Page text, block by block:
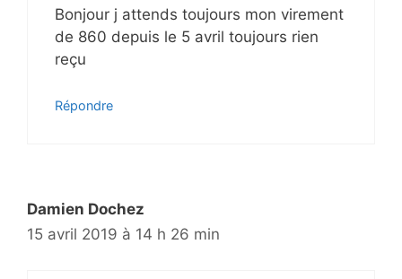
Bonjour j attends toujours mon virement
de 860 depuis le 5 avril toujours rien
reçu
Répondre
Damien Dochez
15 avril 2019 à 14 h 26 min